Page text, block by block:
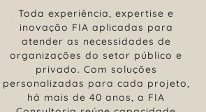
Toda experiência, expertise e
inovação FIA aplicadas para
atender as necessidades de
organizações do setor público e
privado. Com soluções
personalizadas para cada projeto,
há mais de 40 anos, a FIA